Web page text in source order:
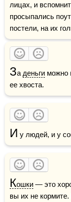
лицах, и
просыпались
постели, на их
За деньги можно
ее хвоста.
И у людей, и у
Кошки — это
вы их не